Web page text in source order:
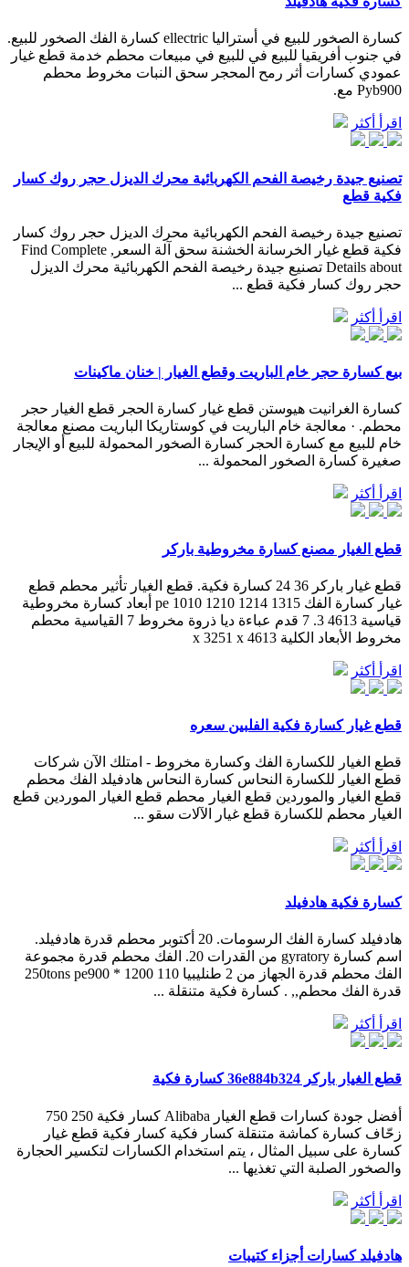
كسارة الصخور للبيع في أستراليا ellectric كسارة الفك الصخور للبيع.
في جنوب أفريقيا للبيع في للبيع في مبيعات محطم خدمة قطع غيار
عمودي كسارات أثر رمح المحجر سحق النبات مخروط محطم
Pyb900 مع.
اقرأ أكثر
تصنيع جيدة رخيصة الفحم الكهربائية محرك الديزل حجر روك كسار
فكية قطع
تصنيع جيدة رخيصة الفحم الكهربائية محرك الديزل حجر روك كسار
فكية قطع غيار الخرسانة الخشنة سحق آلة السعر, Find Complete
Details about تصنيع جيدة رخيصة الفحم الكهربائية محرك الديزل
حجر روك كسار فكية قطع ...
اقرأ أكثر
بيع كسارة حجر خام الباريت وقطع الغيار | خنان ماكينات
كسارة الغرانيت هيوستن قطع غيار كسارة الحجر قطع الغيار حجر
محطم. · معالجة خام الباريت في كوستاريكا الباريت مصنع معالجة
خام للبيع مع كسارة الحجر كسارة الصخور المحمولة للبيع أو الإيجار
صغيرة كسارة الصخور المحمولة ...
اقرأ أكثر
قطع الغيار مصنع كسارة مخروطية باركر
قطع غيار باركر 36 24 كسارة فكية. قطع الغيار تأثير محطم قطع
غيار كسارة الفك pe 1010 1210 1214 1315 أبعاد كسارة مخروطية
قياسية 4613 3. 7 قدم عباءة ديا ذروة مخروط 7 القياسية محطم
مخروط الأبعاد الكلية 4613 x 3251 x
اقرأ أكثر
قطع غيار كسارة فكية الفلبين سعره
قطع الغيار للكسارة الفك وكسارة مخروط - امتلك الآن شركات
قطع الغيار للكسارة النحاس كسارة النحاس هادفيلد الفك محطم
قطع الغيار والموردين قطع الغيار محطم قطع الغيار الموردين قطع
الغيار محطم للكسارة قطع غيار الآلات سقو ...
اقرأ أكثر
كسارة فكية هادفيلد
هادفيلد كسارة الفك الرسومات. 20 أكتوبر محطم قدرة هادفيلد.
اسم كسارة gyratory من القدرات 20. الفك محطم قدرة مجموعة
الفك محطم قدرة الجهاز من 2 طنليبيا 110 250tons pe900 * 1200
قدرة الفك محطم,, . كسارة فكية متنقلة ...
اقرأ أكثر
قطع الغيار باركر 36e884b324 كسارة فكية
أفضل جودة كسارات قطع الغيار Alibaba كسار فكية 250 750
زحّاف كسارة كماشة متنقلة كسار فكية كسار فكية قطع غيار
كسارة على سبيل المثال ، يتم استخدام الكسارات لتكسير الحجارة
والصخور الصلبة التي تغذيها ...
اقرأ أكثر
هادفيلد كسارات أجزاء كتيبات